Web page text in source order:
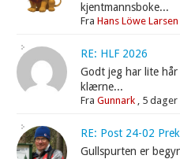
kjentmannsboke...
FraHans Löwe Larsen
RE: HLF 2026
Godt jeg har lite
klærne...
FraGunnark , 5 dager
RE: Post 24-02
Gullspurten er